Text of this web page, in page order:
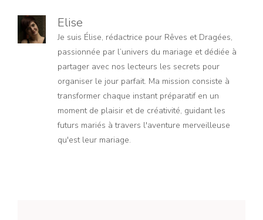
Elise
Je suis Élise, rédactrice pour Rêves et Dragées,
passionnée par l’univers du mariage et dédiée à
partager avec nos lecteurs les secrets pour
organiser le jour parfait. Ma mission consiste à
transformer chaque instant préparatif en un
moment de plaisir et de créativité, guidant les
futurs mariés à travers l'aventure merveilleuse
qu'est leur mariage.